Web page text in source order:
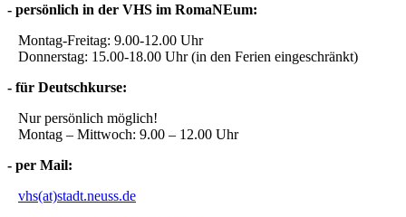
- persönlich in der VHS im RomaNEum:
Montag-Freitag: 9.00-12.00 Uhr
Donnerstag: 15.00-18.00 Uhr (in den Ferien eingeschränkt)
- für Deutschkurse:
Nur persönlich möglich!
Montag – Mittwoch: 9.00 – 12.00 Uhr
- per Mail:
vhs(at)stadt.neuss.de